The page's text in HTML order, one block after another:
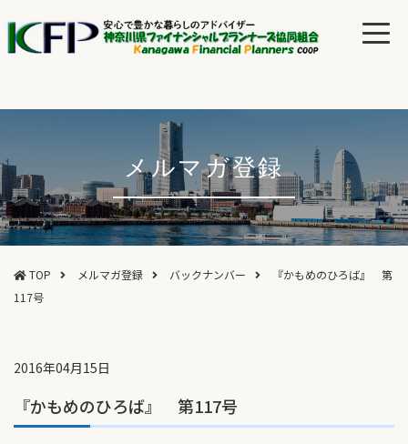
メルマガ登録
TOP メルマガ登録 バックナンバー
『かもめのひろば』 第
117号
2016年04月15日
『かもめのひろば』 第117号